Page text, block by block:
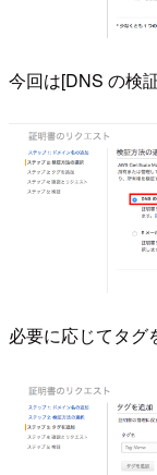
今回は[DNS の検
必要に応じてタグ